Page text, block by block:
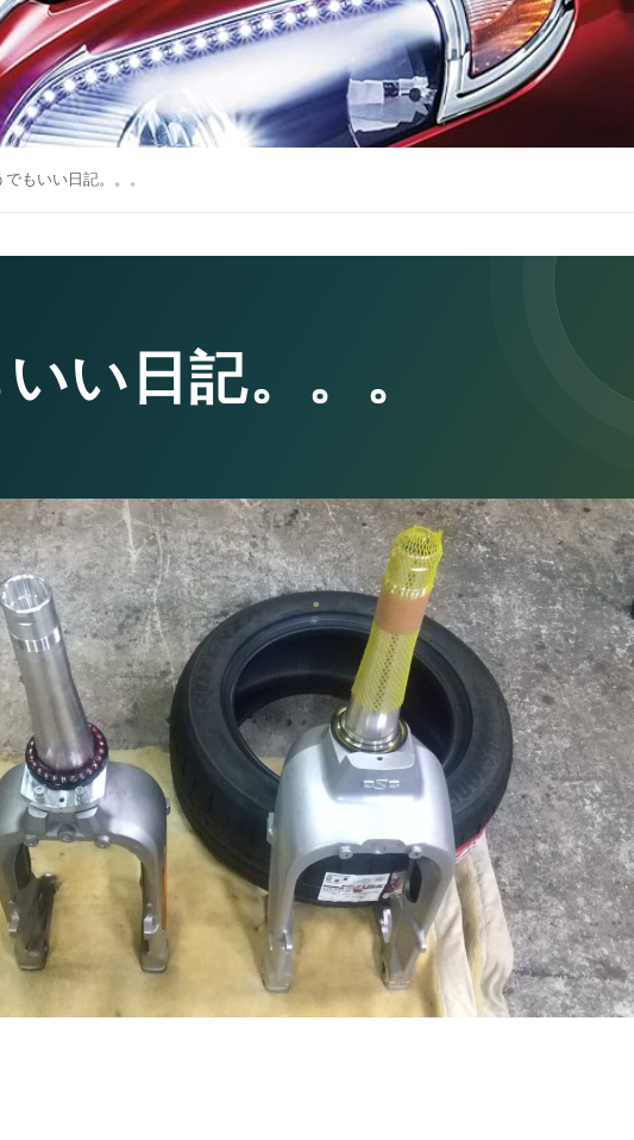
でもいい日記。。。
い日記。。。